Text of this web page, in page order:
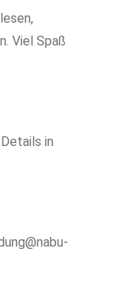
Viel Spaß
in